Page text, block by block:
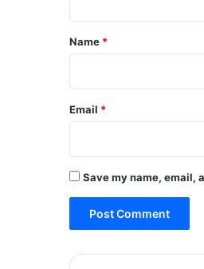
*
Name *
Email *
Save my name, email,